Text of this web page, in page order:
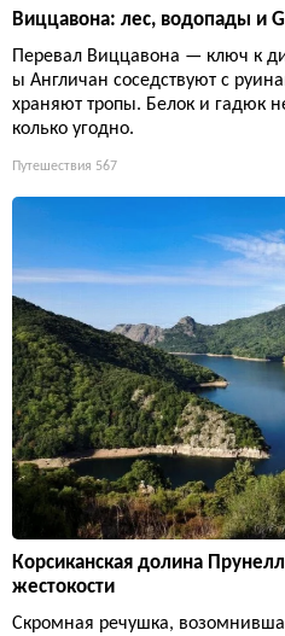
Виццавона: лес, водопады и
Перевал Виццавона — ключ к
ы Англичан соседствуют с
храняют тропы. Белок и гадюк
колько угодно.
Путешествия 567
Корсиканская долина
жестокости
Скромная речушка,